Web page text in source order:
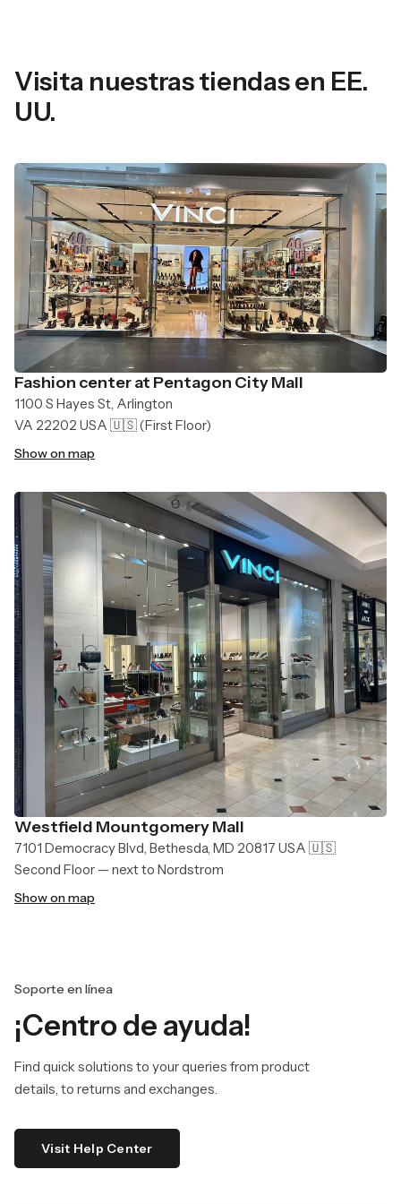
Visita nuestras tiendas en EE.
UU.
Fashion center at Pentagon City Mall
1100 S Hayes St, Arlington
VA 22202 USA 🇺🇸(First Floor)
Show on map
Westfield Mountgomery Mall
7101 Democracy Blvd, Bethesda, MD 20817 USA 🇺🇸
Second Floor — next to Nordstrom
Show on map
Soporte en línea
¡Centro de ayuda!
Find quick solutions to your queries from product
details, to returns and exchanges.
Visit Help Center